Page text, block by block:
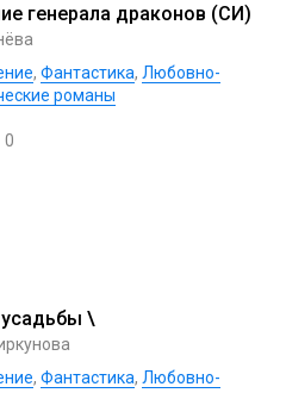
генерала драконов (СИ)
, Фантастика, Любовно-
романы
0
\
, Фантастика, Любовно-